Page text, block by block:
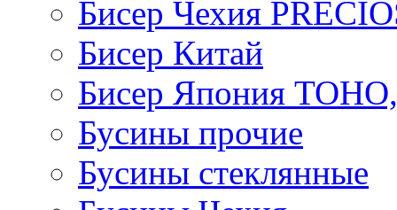
Бисер Чехия
Бисер Китай
Бисер Япония
Бусины прочие
Бусины стеклянные